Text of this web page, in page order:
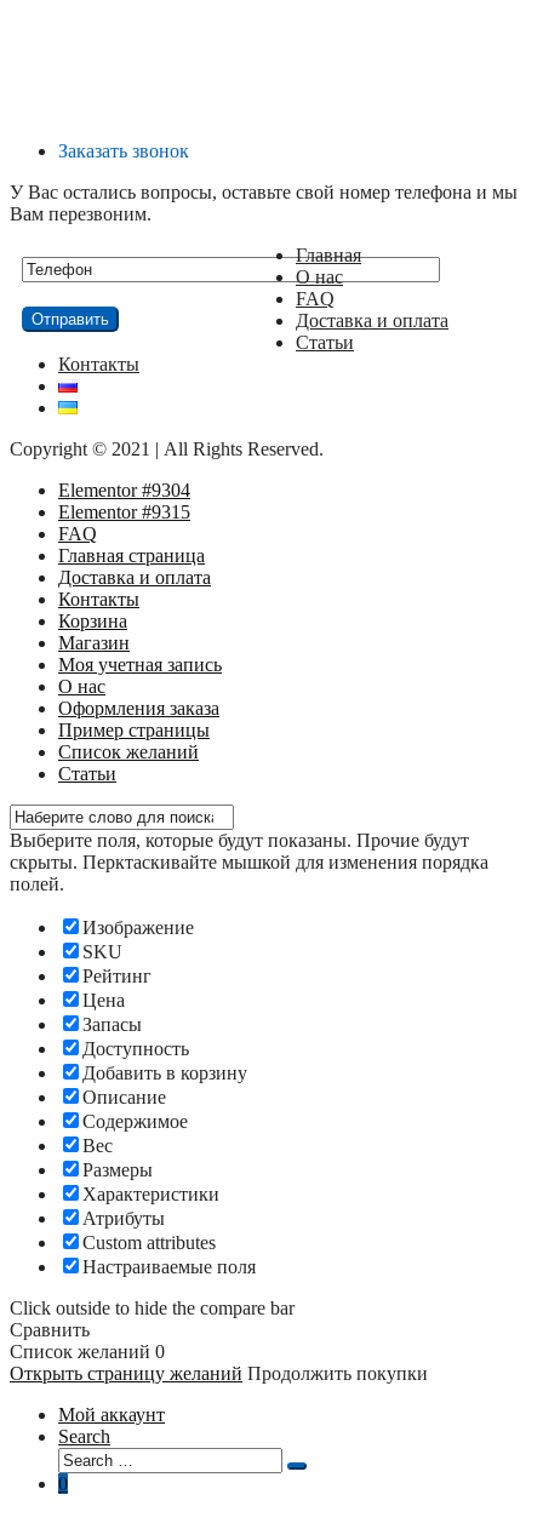
Заказать звонок
У Вас остались вопросы, оставьте свой номер телефона и мы
Вам перезвоним.
Главная
О нас
FAQ
Доставка и оплата
Статьи
Контакты
Copyright © 2021 | All Rights Reserved.
Elementor #9304
Elementor #9315
FAQ
Главная страница
Доставка и оплата
Контакты
Корзина
Магазин
Моя учетная запись
О нас
Оформления заказа
Пример страницы
Список желаний
Статьи
Выберите поля, которые будут показаны. Прочие будут
скрыты. Перктаскивайте мышкой для изменения порядка
полей.
Изображение
SKU
Рейтинг
Цена
Запасы
Доступность
Добавить в корзину
Описание
Содержимое
Вес
Размеры
Характеристики
Атрибуты
Custom attributes
Настраиваемые поля
Click outside to hide the compare bar
Сравнить
Список желаний 0
Открыть страницу желаний Продолжить покупки
Мой аккаунт
Search
Search
for:
Search
0